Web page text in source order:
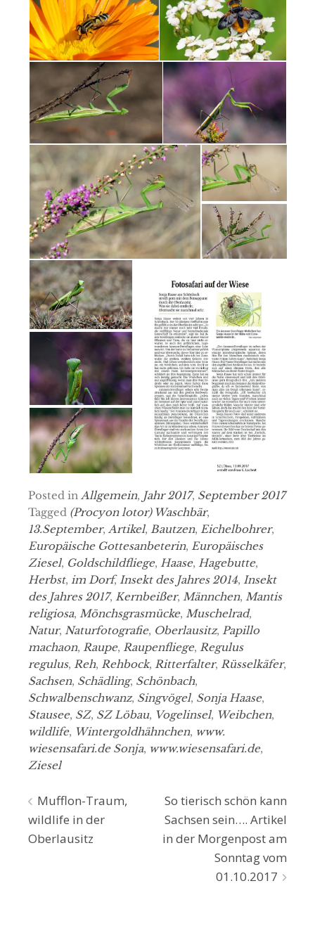
Posted in Allgemein, Jahr 2017, September 2017
Tagged (Procyon lotor) Waschbär,
13.September, Artikel, Bautzen, Eichelbohrer,
Europäische Gottesanbeterin, Europäisches
Ziesel, Goldschildfliege, Haase, Hagebutte,
Herbst, im Dorf,Insekt des Jahres 2014, Insekt
des Jahres 2017, Kernbeißer, Männchen, Mantis
religiosa, Mönchsgrasmücke, Muschelrad,
Natur, Naturfotografie, Oberlausitz, Papillo
machaon, Raupe, Raupenfliege, Regulus
regulus, Reh, Rehbock, Ritterfalter, Rüsselkäfer,
Sachsen, Schädling, Schönbach,
Schwalbenschwanz, Singvögel, Sonja Haase,
Stausee, SZ, SZ Löbau, Vogelinsel, Weibchen,
wildlife, Wintergoldhähnchen, www.
wiesensafari.de Sonja, www.wiesensafari.de,
Ziesel
Beitragsnavigation
Mufflon-Traum,
wildlife in der
Oberlausitz
So tierisch schön kann
Sachsen sein…. Artikel
in der Morgenpost am
Sonntag vom
01.10.2017